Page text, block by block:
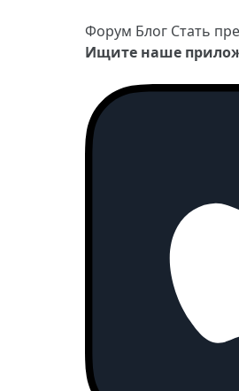
Форум Блог Стать
Ищите наше